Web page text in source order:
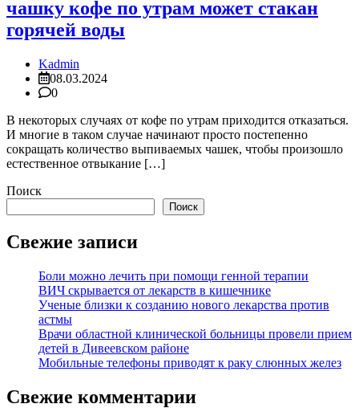
чашку кофе по утрам может стакан
горячей воды
Kadmin
08.03.2024
0
В некоторых случаях от кофе по утрам приходится отказаться.
И многие в таком случае начинают просто постепенно
сокращать количество выпиваемых чашек, чтобы произошло
естественное отвыкание […]
Поиск
Поиск
Свежие записи
Боли можно лечить при помощи генной терапии
ВИЧ скрывается от лекарств в кишечнике
Ученые близки к созданию нового лекарства против
астмы
Врачи областной клинической больницы провели прием
детей в Дивеевском районе
Мобильные телефоны приводят к раку слюнных желез
Свежие комментарии